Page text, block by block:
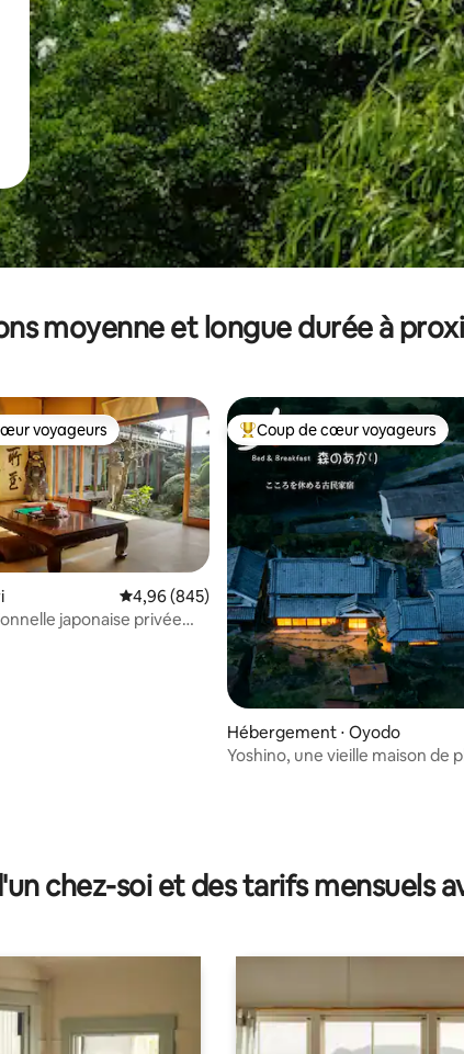
moyenne et longue durée à
la base de 11 commentaires : 5 sur 5
voyageurs les plus appréciés
voyageurs
Évaluation moyenne sur la base de 845
4,96 (845)
japonaise privée
Coups de cœur voyageurs les
Coup de cœur voyageurs
Hébergement ⋅ Oyodo
Yoshino, une vieille maison de
chez-soi et des tarifs mensuels